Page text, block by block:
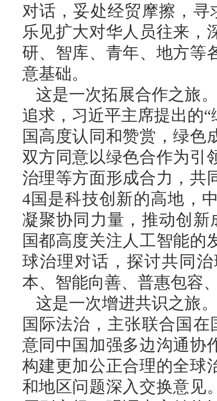
对话，妥处经贸摩擦，
乐见扩大对华人员往来，
研、智库、青年、地方等
意基础。
这是一次拓展合作之旅
追求，习近平主席提出的
国高度认同和赞赏，绿色
双方同意以绿色合作为引
治理等方面形成合力，共
4国是科技创新的高地，
凝聚协同力量，推动创
国都高度关注人工智能的
球治理对话，探讨共同
本、智能向善、普惠包容
这是一次增进共识之旅
国际法治，主张联合国
意同中国加强多边沟通协
构建更加公正合理的全球
和地区问题深入交换意见